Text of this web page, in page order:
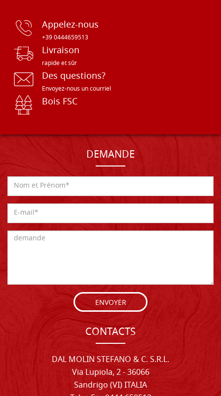
Appelez-nous
+39 0444659513
Livraison
rapide et sûr
Des questions?
Envoyez-nous un courriel
Bois FSC
DEMANDE
ENVOYER
CONTACTS
DAL MOLIN STEFANO & C. S.R.L.
Via Lupiola, 2 - 36066
Sandrigo (VI) ITALIA